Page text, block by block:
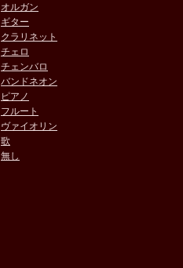
オルガン
ギター
クラリネット
チェロ
チェンバロ
バンドネオン
ピアノ
フルート
ヴァイオリン
歌
無し